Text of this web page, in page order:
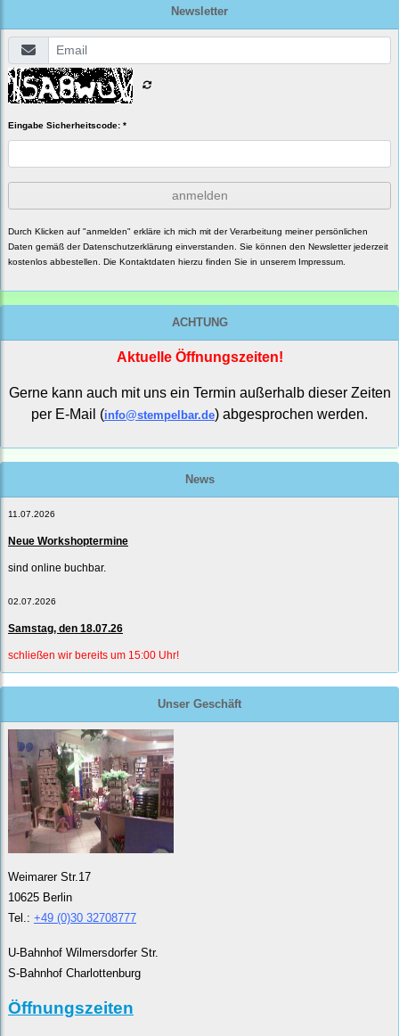
Newsletter
Eingabe Sicherheitscode: *
anmelden
Durch Klicken auf "anmelden" erkläre ich mich mit der Verarbeitung meiner persönlichen
Daten gemäß derDatenschutzerklärung einverstanden. Sie können den Newsletter jederzeit
kostenlos abbestellen. Die Kontaktdaten hierzu finden Sie in unserem Impressum.
ACHTUNG
Aktuelle Öffnungszeiten!
Gerne kann auch mit uns ein Termin außerhalb dieser Zeiten
per E-Mail (info@stempelbar.de) abgesprochen werden.
News
11.07.2026
Neue Workshoptermine
sind online buchbar.
02.07.2026
Samstag, den 18.07.26
schließen wir bereits um 15:00 Uhr!
Unser Geschäft
Weimarer Str.17
10625 Berlin
Tel.: +49 (0)30 32708777
U-Bahnhof Wilmersdorfer Str.
S-Bahnhof Charlottenburg
Öffnungszeiten